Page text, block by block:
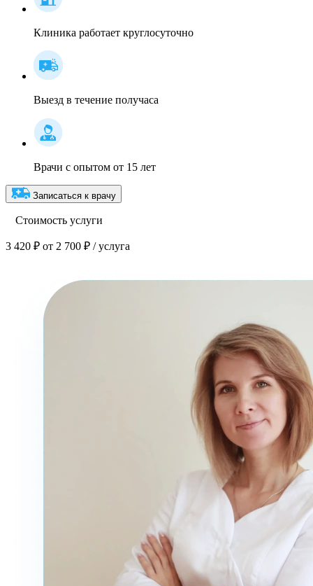
Клиника работает круглосуточно
Выезд в течение получаса
Врачи с опытом от 15 лет
Записаться к врачу
Стоимость услуги
3 420 ₽ от 2 700 ₽ / услуга